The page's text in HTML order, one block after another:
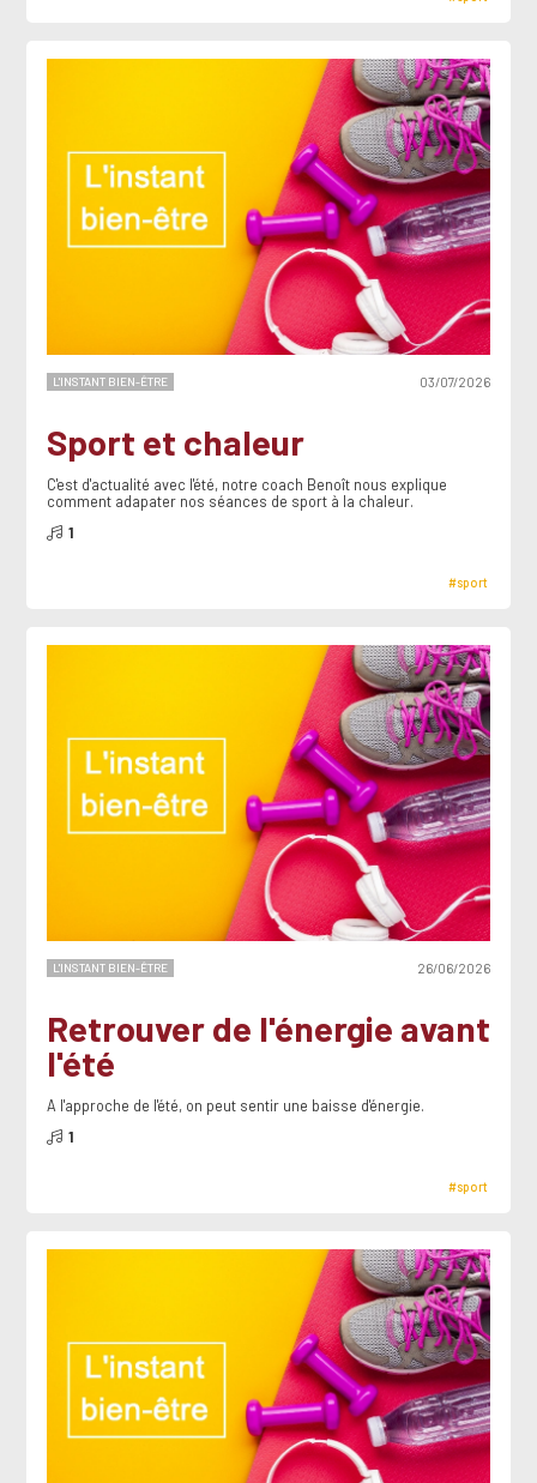
L'INSTANT BIEN-ÊTRE 03/07/2026
Sport et chaleur
C'est d'actualité avec l'été, notre coach Benoît nous explique
comment adapater nos séances de sport à la chaleur.
1
#sport
L'INSTANT BIEN-ÊTRE 26/06/2026
Retrouver de l'énergie avant
l'été
A l'approche de l'été, on peut sentir une baisse d'énergie.
1
#sport